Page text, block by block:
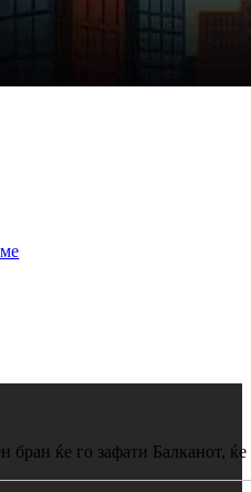
ќе го зафати Балканот, ќе